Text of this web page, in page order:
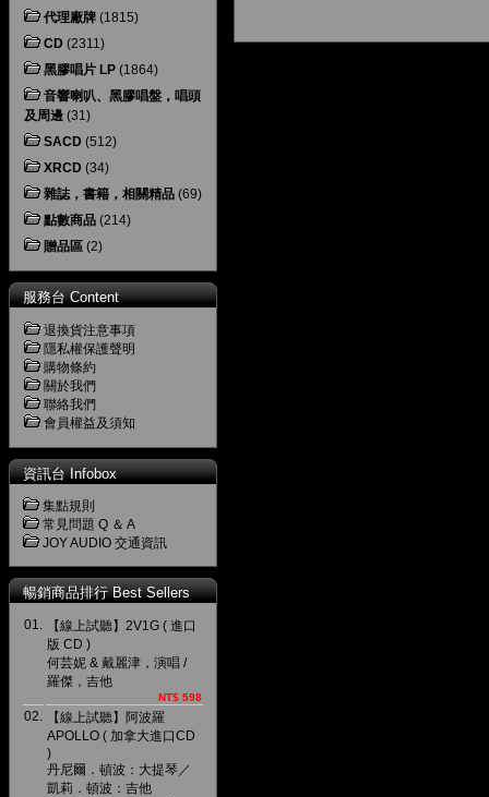
代理廠牌 (1815)
CD (2311)
黑膠唱片 LP (1864)
音響喇叭、黑膠唱盤，唱頭
及周邊 (31)
SACD (512)
XRCD (34)
雜誌，書籍，相關精品 (69)
點數商品 (214)
贈品區 (2)
服務台 Content
退換貨注意事項
隱私權保護聲明
購物條約
關於我們
聯絡我們
會員權益及須知
資訊台 Infobox
集點規則
常見問題 Q ＆ A
JOY AUDIO 交通資訊
暢銷商品排行 Best Sellers
01.
【線上試聽】2V1G ( 進口
版 CD )
何芸妮 & 戴麗津，演唱 /
羅傑，吉他
NT$ 598
02.
【線上試聽】阿波羅
APOLLO ( 加拿大進口CD
)
丹尼爾．頓波：大提琴／
凱莉．頓波：吉他